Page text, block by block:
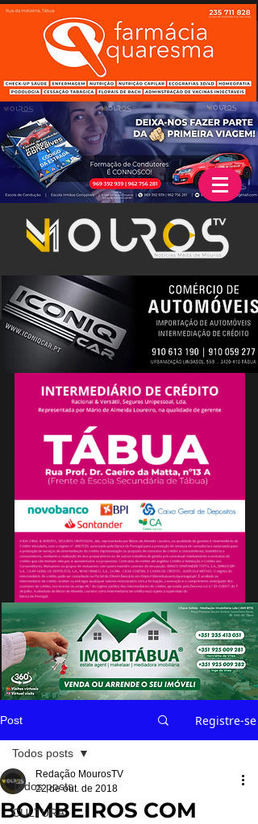
Post Registre-se
Todos posts
CULTURA
Todos posts
BOMBEIROS COM
Redação MourosTV
22 de out. de 2018